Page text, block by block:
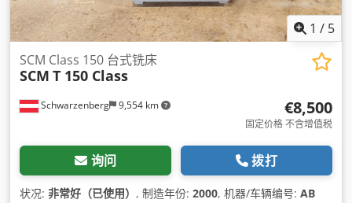
1 / 5
Schwarzenberg 9,554 km
SCM Class 150 台式铣床
SCM T 150 Class
€8,500
固定价格 不含增值税
询问 拨打
状况: 非常好（已使用） , 制造年份: 2000, 机器/车辆编号: AB